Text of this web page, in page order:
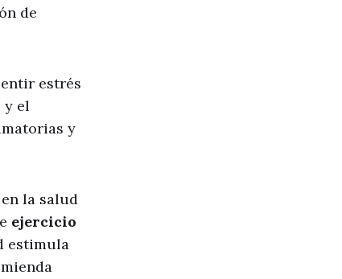
de
estrés
y el
y
la salud
ejercicio
estimula